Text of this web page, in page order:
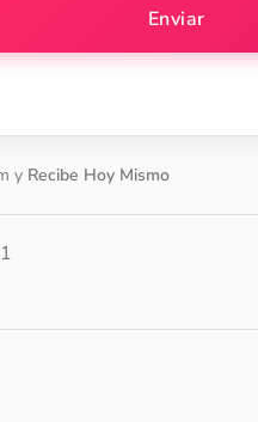
y Recibe Hoy Mismo